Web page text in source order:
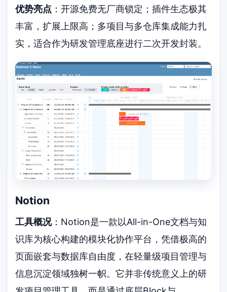
优势亮点 ：开源免费无厂商锁定；插件生态极其
丰富，扩展上限高；多项目与多仓库集成能力扎
实，适合作为研发管理底座进行二次开发封装。
Notion
工具概况：Notion是一款以All-in-One文档与知
识库为核心构建的模块化协作平台，凭借极高的
页面嵌套与数据库自由度，在轻量级项目管理与
信息沉淀领域独树一帜。它并非传统意义上的研